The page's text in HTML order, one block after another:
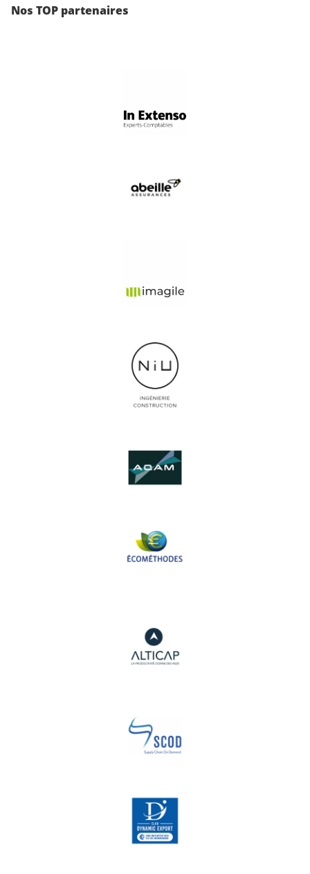
Nos TOP partenaires